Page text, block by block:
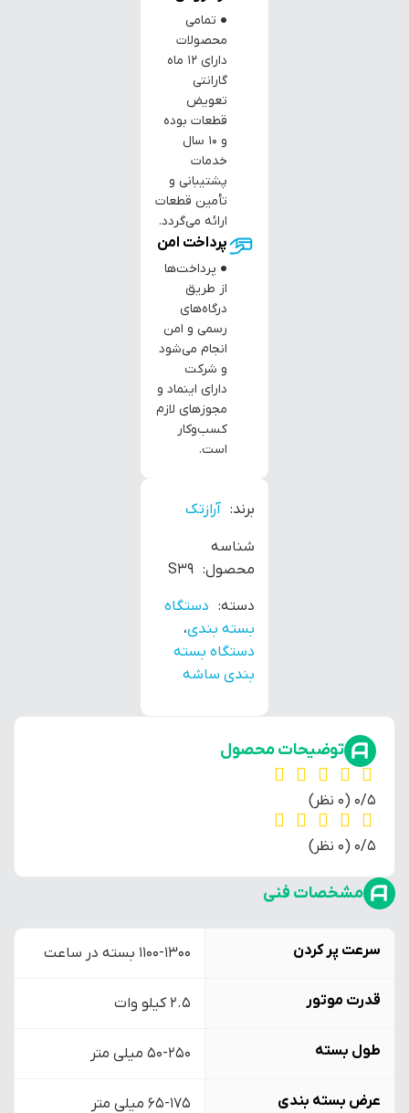
برند: آرازتک
شناسه
محصول: S39
دسته: دستگاه
بسته بندی،
دستگاه بسته
بندی ساشه
● تمامی
محصولات
دارای ۱۲ ماه
گارانتی
تعویض
قطعات بوده
و ۱۰ سال
خدمات
پشتیبانی و
تأمین قطعات
ارائه می‌گردد.
پرداخت امن
● پرداخت‌ها
از طریق
درگاه‌های
رسمی و امن
انجام می‌شود
و شرکت
دارای اینماد و
مجوزهای لازم
کسب‌وکار
است.
توضیحات محصول
‫0/5 ‫(0 نظر)
‫0/5 ‫(0 نظر)
مشخصات فنی
سرعت پر کردن 1100-1300 بسته در ساعت
قدرت موتور 2.5 کیلو وات
طول بسته 50-250 میلی متر
عرض بسته بندی 65-175 میلی متر